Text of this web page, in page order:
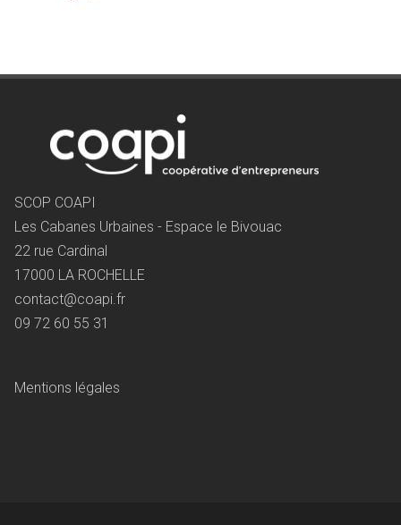
SCOP COAPI
Les Cabanes Urbaines - Espace le Bivouac
22 rue Cardinal
17000 LA ROCHELLE
contact@coapi.fr
09 72 60 55 31
Mentions légales